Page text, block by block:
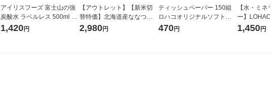
アイリスフーズ 富士山の強
炭酸水 ラベルレス 500ml 1
箱（24本入）
1,420円
【アウトレット】【新米切
替特価】北海道産ななつぼ
し 無洗米 5kg 1袋 令和7年産
2,980円
ティッシュペーパー 150組
ロハコオリジナルソフトパ
ックティッシュ フィオナ オ
470円
【水・ミネラ
ー】LOHACO
1箱（20本入
1,450円